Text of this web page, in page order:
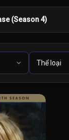
(Season 4)